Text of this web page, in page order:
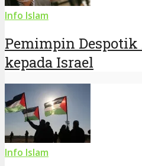
Info Islam
Pemimpin
kepada Israel
Info Islam